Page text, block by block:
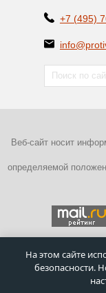
+7 (495)
Веб-сайт носит
определяемой
Московский
На этом сайте
безопасности.